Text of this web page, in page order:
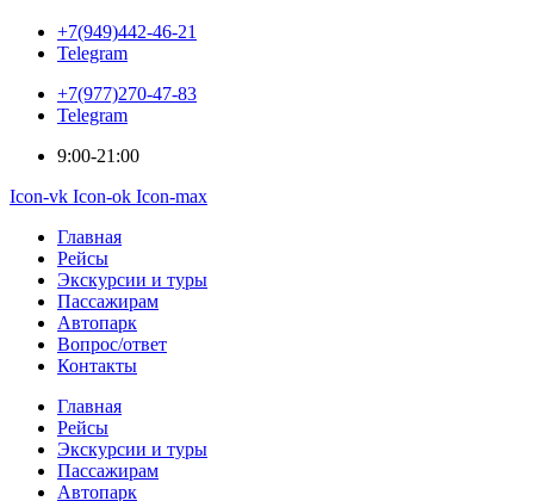
+7(949)442-46-21
Telegram
+7(977)270-47-83
Telegram
9:00-21:00
Icon-vk Icon-ok Icon-max
Главная
Рейсы
Экскурсии и туры
Пассажирам
Автопарк
Вопрос/ответ
Контакты
Главная
Рейсы
Экскурсии и туры
Пассажирам
Автопарк